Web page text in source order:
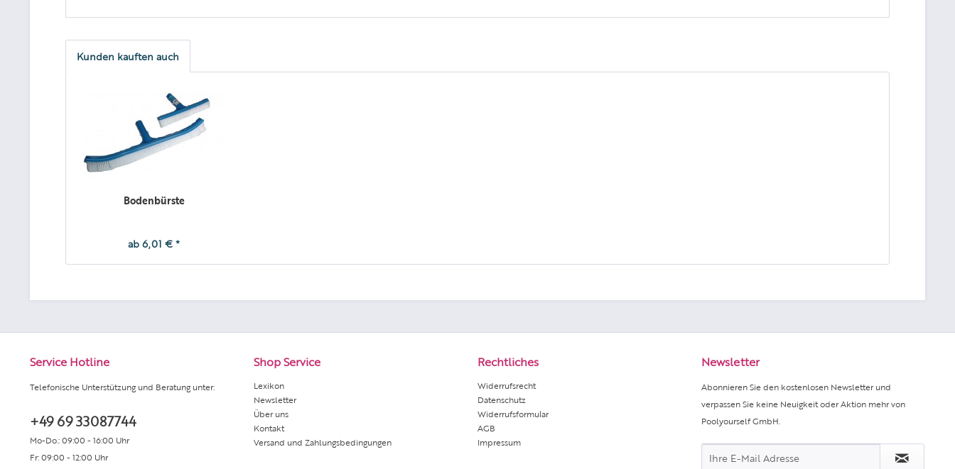
Kunden kauften auch
Bodenbürste
ab 6,01 € *
Service Hotline
Telefonische Unterstützung und Beratung unter:
+49 69 33087744
Mo-Do.: 09:00 - 16:00 Uhr
Fr: 09:00 - 12:00 Uhr
Shop Service
Lexikon
Newsletter
Über uns
Kontakt
Versand und Zahlungsbedingungen
Rechtliches
Widerrufsrecht
Datenschutz
Widerrufsformular
AGB
Impressum
Newsletter
Abonnieren Sie den kostenlosen Newsletter und
verpassen Sie keine Neuigkeit oder Aktion mehr von
Poolyourself GmbH.